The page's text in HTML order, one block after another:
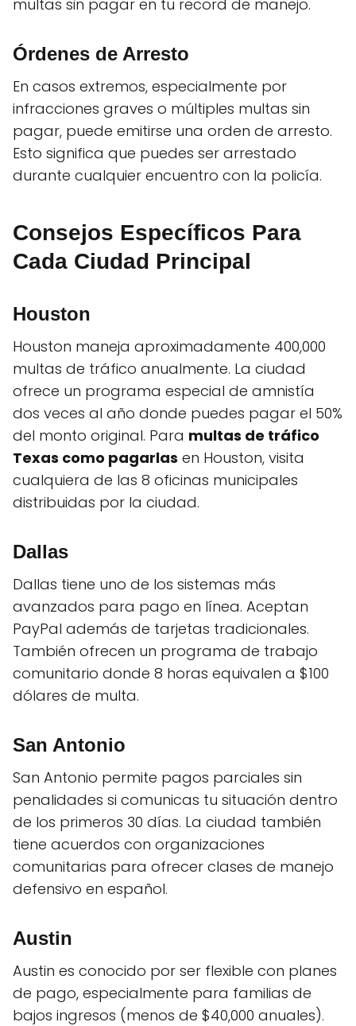
multas sin pagar en tu record de manejo.
Órdenes de Arresto
En casos extremos, especialmente por
infracciones graves o múltiples multas sin
pagar, puede emitirse una orden de arresto.
Esto significa que puedes ser arrestado
durante cualquier encuentro con la policía.
Consejos Específicos Para
Cada Ciudad Principal
Houston
Houston maneja aproximadamente 400,000
multas de tráfico anualmente. La ciudad
ofrece un programa especial de amnistía
dos veces al año donde puedes pagar el 50%
del monto original. Para multas de tráfico
Texas como pagarlas en Houston, visita
cualquiera de las 8 oficinas municipales
distribuidas por la ciudad.
Dallas
Dallas tiene uno de los sistemas más
avanzados para pago en línea. Aceptan
PayPal además de tarjetas tradicionales.
También ofrecen un programa de trabajo
comunitario donde 8 horas equivalen a $100
dólares de multa.
San Antonio
San Antonio permite pagos parciales sin
penalidades si comunicas tu situación dentro
de los primeros 30 días. La ciudad también
tiene acuerdos con organizaciones
comunitarias para ofrecer clases de manejo
defensivo en español.
Austin
Austin es conocido por ser flexible con planes
de pago, especialmente para familias de
bajos ingresos (menos de $40,000 anuales).